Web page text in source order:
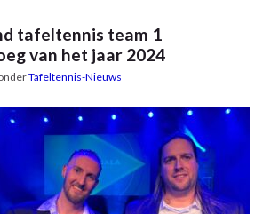
tafeltennis team 1
van het jaar 2024
Tafeltennis-Nieuws